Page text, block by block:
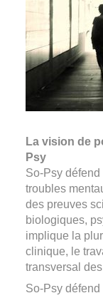
La vision de
Psy
So-Psy
troubles
des preuves
biologiques,
implique la
clinique, le
transversal
So-Psy défend